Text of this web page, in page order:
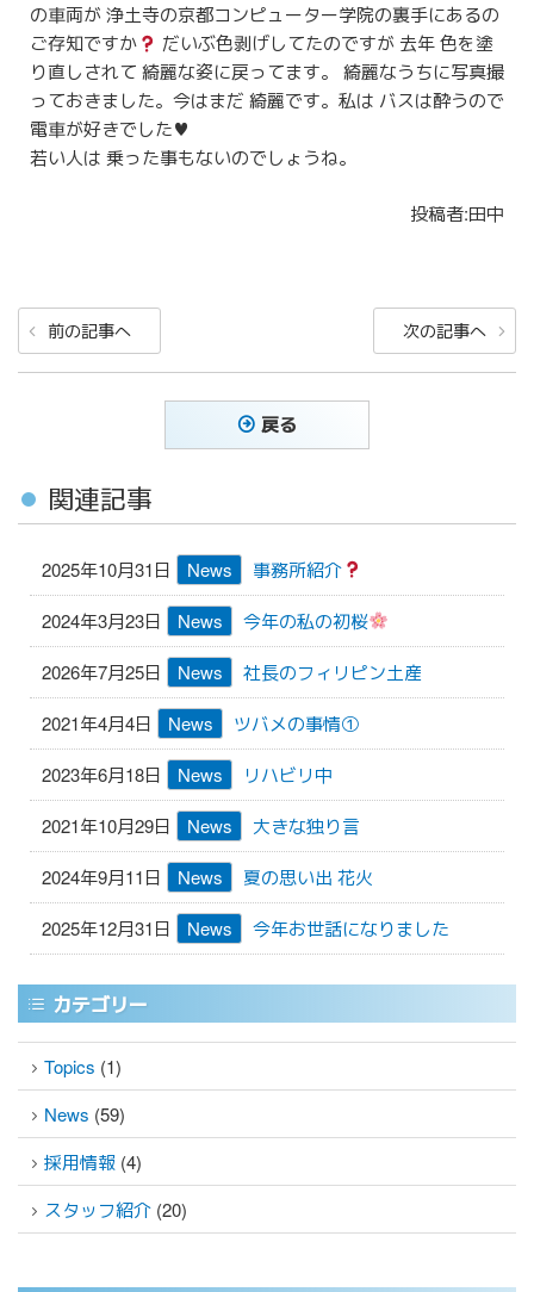
の車両が 浄土寺の京都コンピューター学院の裏手にあるの
ご存知ですか
だいぶ色剥げしてたのですが 去年 色を塗
り直しされて 綺麗な姿に戻ってます。 綺麗なうちに写真撮
っておきました。今はまだ 綺麗です。私は バスは酔うので
電車が好きでした♥️
若い人は 乗った事もないのでしょうね。
投稿者:田中
投
稿
ナ
ー
シ
ョ
ン
前
の
投
前の記事へ
の
投
次の記事へ
戻る
関連記事
2025年10月31日 News 事務所紹介
2024年3月23日 News 今年の私の初桜
2026年7月25日 News 社長のフィリピン土産
2021年4月4日 News ツバメの事情①
2023年6月18日 News リハビリ中
2021年10月29日 News 大きな独り言
2024年9月11日 News 夏の思い出 花火
2025年12月31日 News 今年お世話になりました
カテゴリー
Topics (1)
News (59)
採用情報(4)
スタッフ紹介(20)